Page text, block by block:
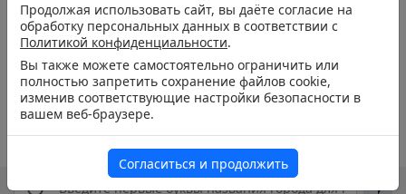
Продолжая использовать сайт, вы даёте согласие на
обработку персональных данных в соответствии с
Политикой конфиденциальности.
Вы также можете самостоятельно ограничить или
полностью запретить сохранение файлов cookie,
изменив соответствующие настройки безопасности в
вашем веб-браузере.
Согласиться и продолжить